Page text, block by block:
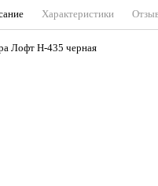
Характеристики
Лофт Н-435 черная